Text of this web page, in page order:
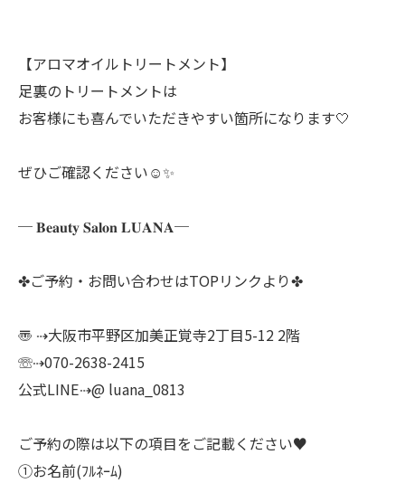
【アロマオイルトリートメント】
足裏のトリートメントは
お客様にも喜んでいただきやすい箇所になります🤍
ぜひご確認ください☺️✨
─ 𝐁𝐞𝐚𝐮𝐭𝐲 𝐒𝐚𝐥𝐨𝐧 𝐋𝐔𝐀𝐍𝐀─
✤ご予約・お問い合わせはTOPリンクより✤
〠 ⇢大阪市平野区加美正覚寺2丁目5-12 2階
☏⇢070-2638-2415
公式LINE⇢@ luana_0813
ご予約の際は以下の項目をご記載ください♥
①お名前(ﾌﾙﾈｰﾑ)